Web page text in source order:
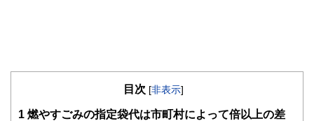
目次 [非表示]
1 燃やすごみの指定袋代は市町村によって倍以上の差